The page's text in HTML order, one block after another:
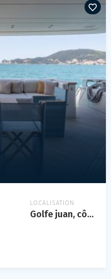
LOCALISATION
Golfe juan, côte d'azur